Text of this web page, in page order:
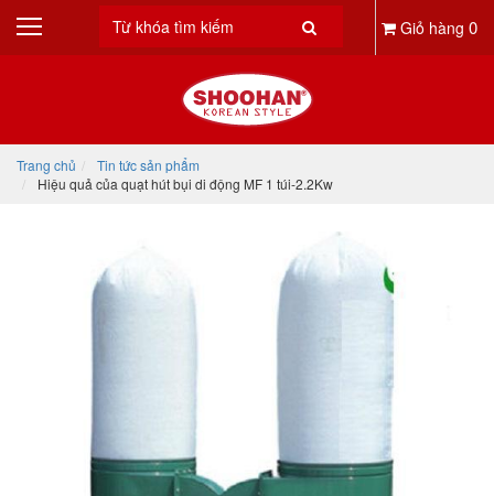
Giỏ hàng 0
Trang chủ
Tin tức sản phẩm
Hiệu quả của quạt hút bụi di động MF 1 túi-2.2Kw